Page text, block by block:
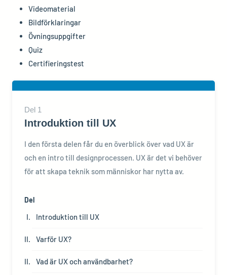
Videomaterial
Bildförklaringar
Övningsuppgifter
Quiz
Certifieringstest
Del 1
Introduktion till UX
I den första delen får du en överblick över vad UX är
och en intro till designprocessen. UX är det vi behöver
för att skapa teknik som människor har nytta av.
Del
Introduktion till UX
Varför UX?
Vad är UX och användbarhet?